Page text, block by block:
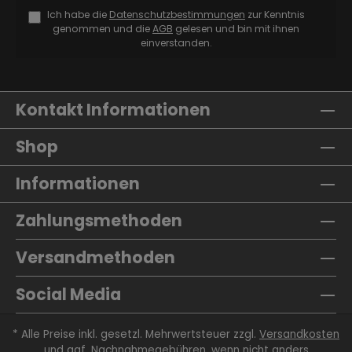
Ich habe die Datenschutzbestimmungen zur Kenntnis
genommen und dieAGB gelesen und bin mit ihnen
einverstanden.
Kontakt Informationen
Shop
Informationen
Zahlungsmethoden
Versandmethoden
Social Media
* Alle Preise inkl. gesetzl. Mehrwertsteuer zzgl. Versandkosten